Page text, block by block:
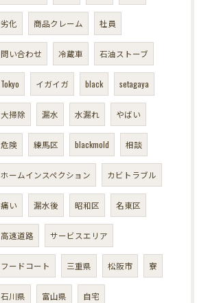
劣化 商品クレーム 社員
問い合わせ 冷蔵車 石油ストーブ
Tokyo イガイガ black setagaya
大掃除 漏水 水漏れ やばい
危険 練馬区 blackmold 相談
ホームインスペクション カビトラブル
痛い 漏水後 昭和区 名東区
高速道路 サービスエリア
フードコート 三重県 松阪市 寮
石川県 富山県 自宅